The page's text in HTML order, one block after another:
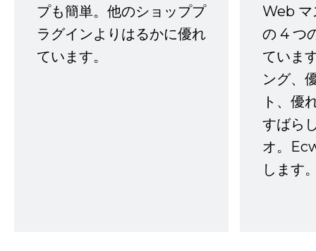
プも簡単。他のショッププ
ラグインよりはるかに優れ
ています。
Web マ
の 4 つ
ていま
ング、
ト、優
すばら
オ。
します